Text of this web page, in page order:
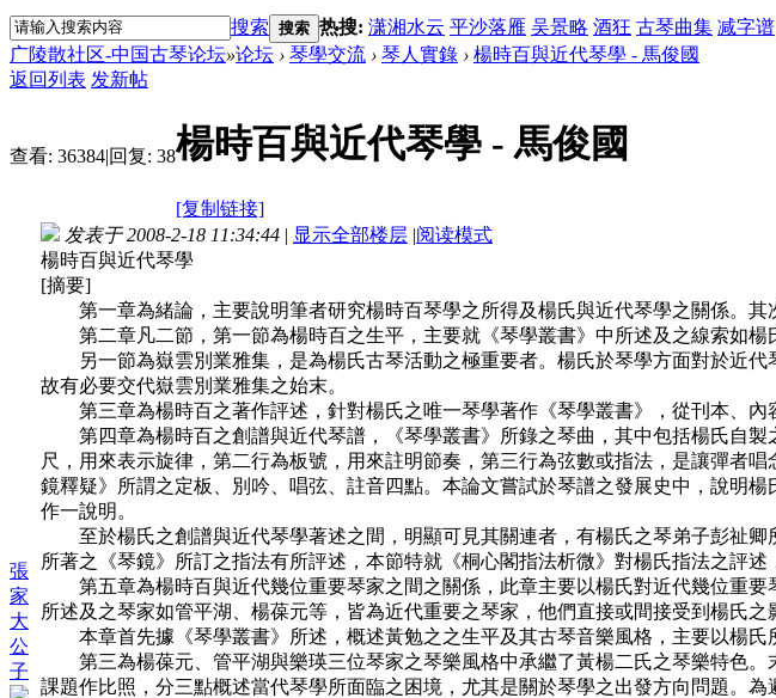
搜索 搜索 热搜: 潇湘水云 平沙落雁 吴景略 酒狂 古琴曲集 减字谱
广陵散社区-中国古琴论坛»论坛 › 琴學交流 › 琴人實錄 › 楊時百與近代琴學 - 馬俊國
返回列表 发新帖
查看: 36384|回复: 38楊時百與近代琴學 - 馬俊國
[复制链接]
張
家
大
公
子
发表于 2008-2-18 11:34:44 | 显示全部楼层 |阅读模式
楊時百與近代琴學
[摘要]
第一章為緒論，主要說明筆者研究楊時百琴學之所得及楊氏與近代琴學之關係。其
第二章凡二節，第一節為楊時百之生平，主要就《琴學叢書》中所述及之線索如楊
另一節為嶽雲別業雅集，是為楊氏古琴活動之極重要者。楊氏於琴學方面對於近代
故有必要交代嶽雲別業雅集之始末。
第三章為楊時百之著作評述，針對楊氏之唯一琴學著作《琴學叢書》，從刊本、內
第四章為楊時百之創譜與近代琴譜，《琴學叢書》所錄之琴曲，其中包括楊氏自製
尺，用來表示旋律，第二行為板號，用來註明節奏，第三行為弦數或指法，是讓彈者
鏡釋疑》所謂之定板、別吟、唱弦、註音四點。本論文嘗試於琴譜之發展史中，說明
作一說明。
至於楊氏之創譜與近代琴學著述之間，明顯可見其關連者，有楊氏之琴弟子彭祉卿
所著之《琴鏡》所訂之指法有所評述，本節特就《桐心閣指法析微》對楊氏指法之評述
第五章為楊時百與近代幾位重要琴家之間之關係，此章主要以楊氏對近代幾位重要
所述及之琴家如管平湖、楊葆元等，皆為近代重要之琴家，他們直接或間接受到楊氏之
本章首先據《琴學叢書》所述，概述黃勉之之生平及其古琴音樂風格，主要以楊氏
第三為楊葆元、管平湖與樂瑛三位琴家之琴樂風格中承繼了黃楊二氏之琴樂特色。
課題作比照，分三點概述當代琴學所面臨之困境，尤其是關於琴學之出發方向問題。